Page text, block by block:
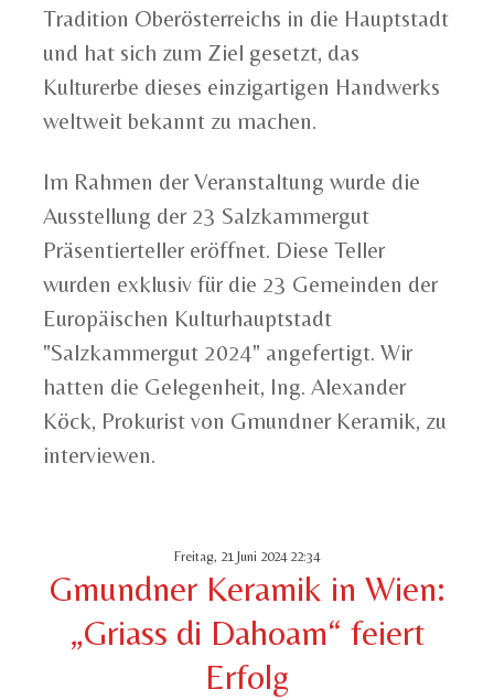
Tradition Oberösterreichs in die Hauptstadt
und hat sich zum Ziel gesetzt, das
Kulturerbe dieses einzigartigen Handwerks
weltweit bekannt zu machen.
Im Rahmen der Veranstaltung wurde die
Ausstellung der 23 Salzkammergut
Präsentierteller eröffnet. Diese Teller
wurden exklusiv für die 23 Gemeinden der
Europäischen Kulturhauptstadt
"Salzkammergut 2024" angefertigt. Wir
hatten die Gelegenheit, Ing. Alexander
Köck, Prokurist von Gmundner Keramik, zu
interviewen.
Freitag, 21 Juni 2024 22:34
Gmundner Keramik in Wien:
„Griass di Dahoam“ feiert
Erfolg